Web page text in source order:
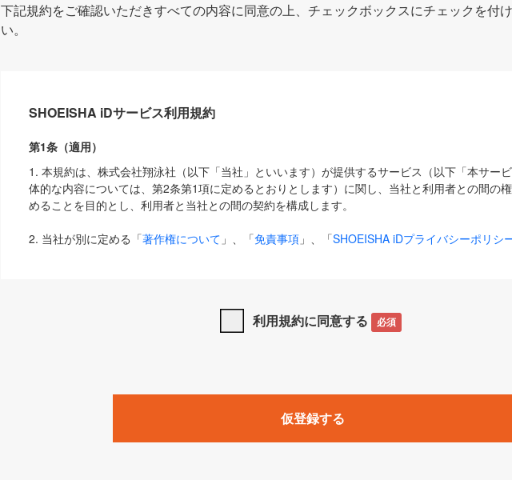
下記規約をご確認いただきすべての内容に同意の上、チェックボックスにチェックを付
い。
SHOEISHA iDサービス利用規約
第1条（適用）
1. 本規約は、株式会社翔泳社（以下「当社」といいます）が提供するサービス（以下「本サー
体的な内容については、第2条第1項に定めるとおりとします）に関し、当社と利用者との間の
めることを目的とし、利用者と当社との間の契約を構成します。
2. 当社が別に定める「著作権について 」、「免責事項 」、「SHOEISHA iDプライバシーポリシ
は、本規約の規定が優先して適用されるものとします。
1. 「本サービス」とは、当社が提供する以下のサービス（名称や内容が変更された場合、変更後
みます）及びこれらサービスに関連して当社が実施するイベントやキャンペーンをいいます。
「SEBook」「SEShop」「CodeZine」「MarkeZine」「EnterpriseZine」「ECzine」「Biz/Zine
利用規約に同意する 必須
仮登録する